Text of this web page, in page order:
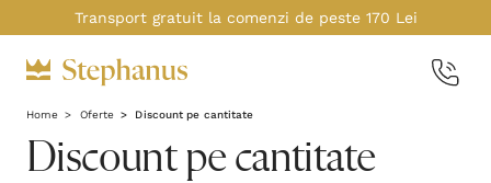
Transport gratuit la comenzi de peste 170 Lei
Home Oferte Discount pe cantitate
Discount pe cantitate